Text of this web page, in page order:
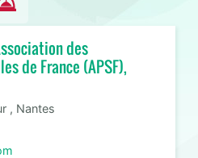
des
de France (APSF),
, Nantes